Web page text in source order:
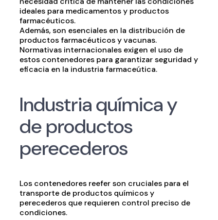
ideales para medicamentos y productos
farmacéuticos.
Además, son esenciales en la distribución de
productos farmacéuticos y vacunas.
Normativas internacionales exigen el uso de
estos contenedores para garantizar seguridad y
eficacia en la industria farmaceútica.
Industria química y
de productos
perecederos
Los contenedores reefer son cruciales para el
transporte de productos químicos y
perecederos que requieren control preciso de
condiciones.